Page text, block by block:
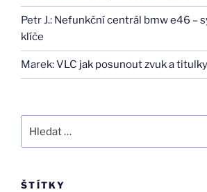
Petr J.: Nefunkční centrál bmw e46 –
klíče
Marek:VLC jak posunout zvuk a
ŠTÍTKY